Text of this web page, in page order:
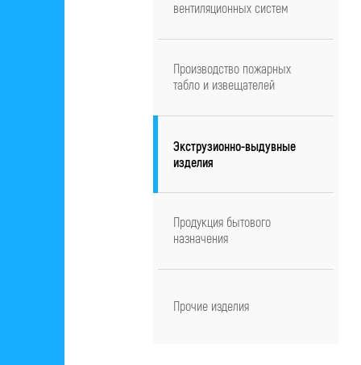
вентиляционных систем
Производство пожарных
табло и извещателей
Экструзионно-выдувные
изделия
Продукция бытового
назначения
Прочие изделия